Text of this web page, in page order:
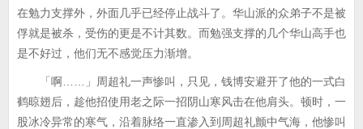
在勉力支撑外，外面几乎已经停止战斗了。华山派的众弟子不是被
俘就是被杀，受伤的更是不计其数。而勉强支撑的几个华山高手也
是不好过，他们无不感觉压力渐增。
「啊……」周超礼一声惨叫，只见，钱博安避开了他的一式白
鹤晾翅后，趁他招使用老之际一招阴山寒风击在他肩头。顿时，一
股冰冷异常的寒气，沿着脉络一直渗入到周超礼颤中气海，他惨叫